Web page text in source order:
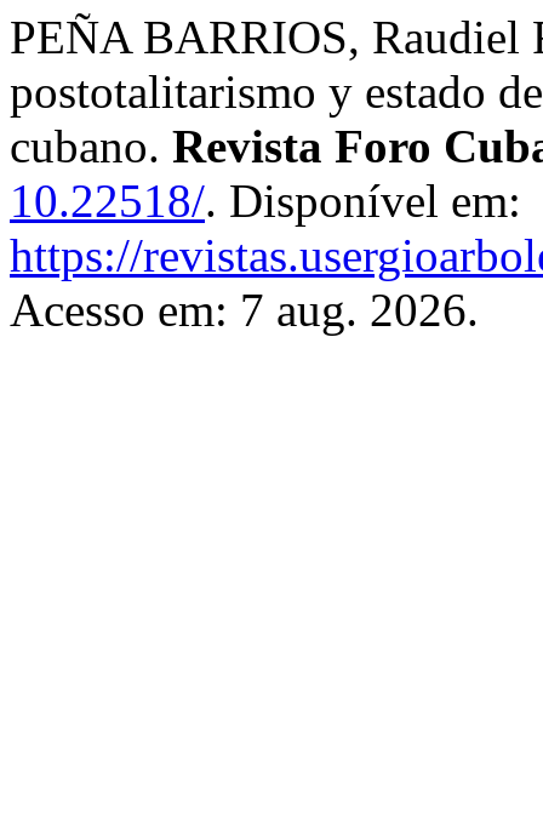
PEÑA BARRIOS, Raudiel
postotalitarismo y estado
cubano. Revista Foro
10.22518/. Disponível em:
https://
Acesso em: 7 aug. 2026.